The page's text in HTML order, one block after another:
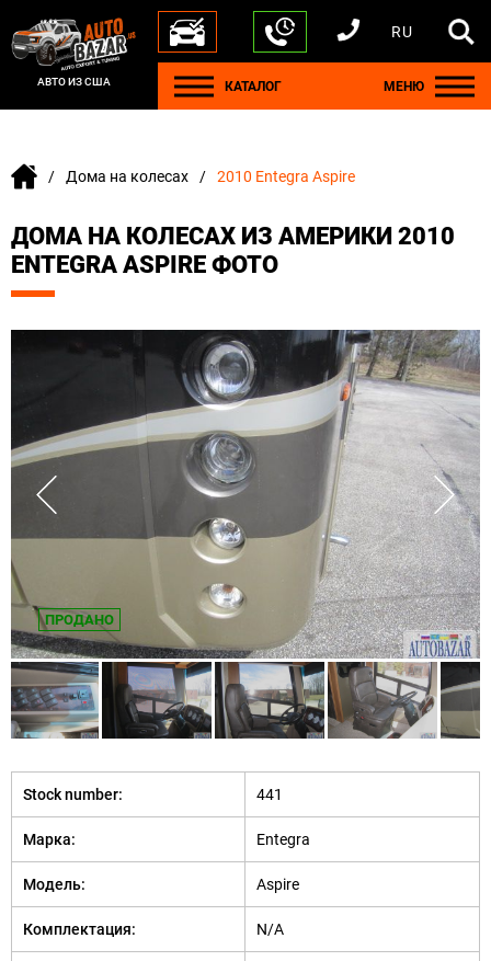
АВТО ИЗ США
+1 440 212 5612
+380 63 445 8605
---
+7 701 784 4450
+375 17 337 2065
RU
КАТАЛОГ МЕНЮ
Дома на колесах 2010 Entegra Aspire
ДОМА НА КОЛЕСАХ ИЗ АМЕРИКИ 2010
ENTEGRA ASPIRE ФОТО
ПРОДАНО
Stock number: 441
Марка: Entegra
Модель: Aspire
Комплектация: N/A